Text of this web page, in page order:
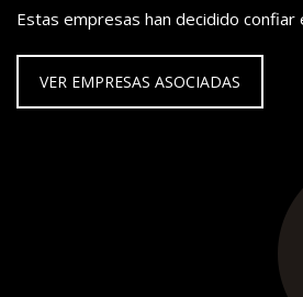
Estas empresas han decidido confiar
VER EMPRESAS ASOCIADAS